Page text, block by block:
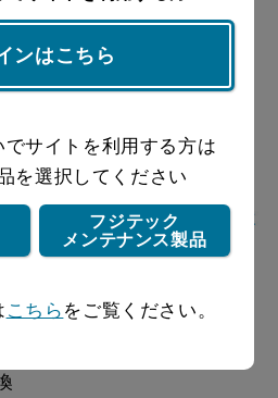
ンはこちら
でサイトを利用する方は
を選択してください
フジテック
メンテナンス製品
こちら をご覧ください。